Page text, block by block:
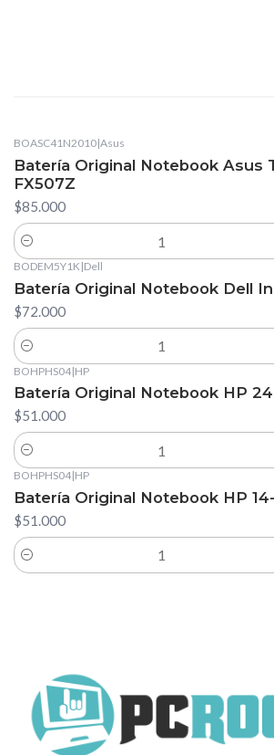
BOASC41N2010|Asus
Batería Original Notebook Asus
FX507Z
$85.000
Cantidad
BODEM5Y1K|Dell
Batería Original Notebook Dell
$72.000
Cantidad
BOHPHS04|HP
Batería Original Notebook HP
$51.000
Cantidad
BOHPHS04|HP
Batería Original Notebook HP 14-
$51.000
Cantidad